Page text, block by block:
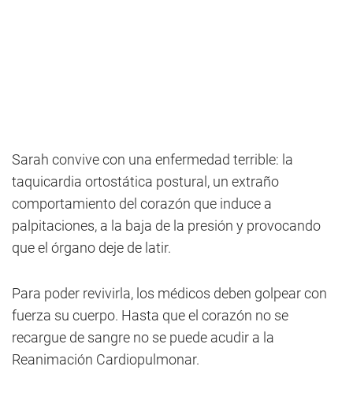
Sarah convive con una enfermedad terrible: la
taquicardia ortostática postural, un extraño
comportamiento del corazón que induce a
palpitaciones, a la baja de la presión y provocando
que el órgano deje de latir.
Para poder revivirla, los médicos deben golpear con
fuerza su cuerpo. Hasta que el corazón no se
recargue de sangre no se puede acudir a la
Reanimación Cardiopulmonar.